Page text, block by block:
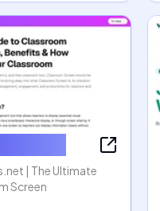
| The Ultimate
Screen